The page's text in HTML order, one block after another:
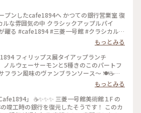
プンしたcafe1894へ かつての銀行営業室 復
ルな雰囲気の中 クラシックアップルパイ
躍る #cafe1894 #三菱一号館 #クラシカルな
もっとみる
ップランチ
ラン風味のヴァンブランソース～ 🍽☕️
もっとみる
三菱一号館美術館１F の
竣工時の銀行を復元したそうです！ このカ